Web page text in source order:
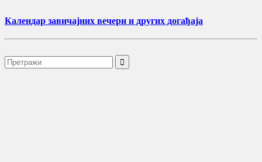
Календар завичајних вечери и других догађаја